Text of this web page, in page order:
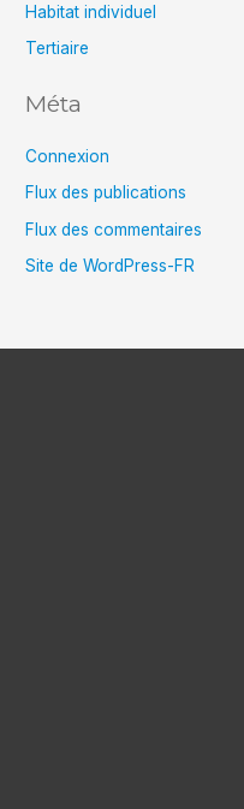
Habitat individuel
Tertiaire
Méta
Connexion
Flux des publications
Flux des commentaires
Site de WordPress-FR